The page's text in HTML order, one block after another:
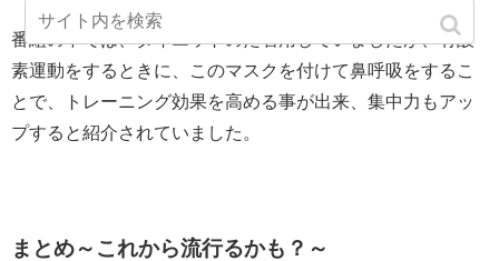
番組の中では、ダイエットのた着用していましたが、有酸
素運動をするときに、このマスクを付けて鼻呼吸をするこ
とで、トレーニング効果を高める事が出来、集中力もアッ
プすると紹介されていました。
まとめ～これから流行るかも？～